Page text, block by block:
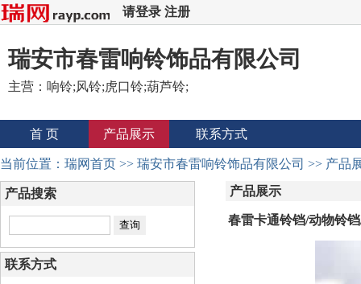
请登录 注册
瑞安市春雷响铃饰品有限公司
主营：响铃;风铃;虎口铃;葫芦铃;
首 页 产品展示 联系方式
当前位置： 瑞网首页 >> 瑞安市春雷响铃饰品有限公司 >> 产品
产品搜索
联系方式
产品展示
春雷卡通铃铛/动物铃